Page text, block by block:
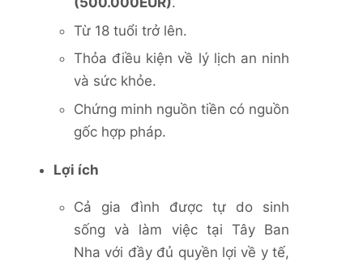
Từ 18 tuổi trở lên.
Thỏa điều kiện về lý lịch an ninh
và sức khỏe.
Chứng minh nguồn tiền có nguồn
gốc hợp pháp.
Lợi ích
Cả gia đình được tự do sinh
sống và làm việc tại Tây Ban
Nha với đầy đủ quyền lợi về y tế,